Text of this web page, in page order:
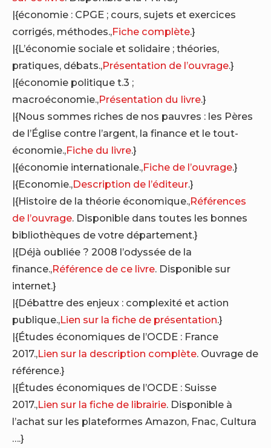
|{économie : CPGE ; cours, sujets et exercices
corrigés, méthodes.,Fiche complète.}
|{L’économie sociale et solidaire ; théories,
pratiques, débats.,Présentation de l’ouvrage.}
|{économie politique t.3 ;
macroéconomie.,Présentation du livre.}
|{Nous sommes riches de nos pauvres : les Pères
de l’Église contre l’argent, la finance et le tout-
économie.,Fiche du livre.}
|{économie internationale.,Fiche de l’ouvrage.}
|{Economie.,Description de l’éditeur.}
|{Histoire de la théorie économique.,Références
de l’ouvrage. Disponible dans toutes les bonnes
bibliothèques de votre département.}
|{Déjà oubliée ? 2008 l’odyssée de la
finance.,Référence de ce livre. Disponible sur
internet.}
|{Débattre des enjeux : complexité et action
publique.,Lien sur la fiche de présentation.}
|{Études économiques de l’OCDE : France
2017.,Lien sur la description complète. Ouvrage de
référence.}
|{Études économiques de l’OCDE : Suisse
2017.,Lien sur la fiche de librairie. Disponible à
l’achat sur les plateformes Amazon, Fnac, Cultura
….}